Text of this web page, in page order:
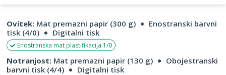
Ovitek: Mat premazni papir (300 g)
Enostranski barvni
tisk (4/0)
Digitalni tisk
Enostranska mat plastifikacija 1/0
Notranjost: Mat premazni papir (130 g)
Obojestranski
barvni tisk (4/4)
Digitalni tisk